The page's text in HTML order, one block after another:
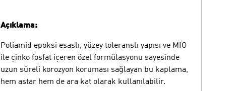
Açıklama:
Poliamid epoksi esaslı, yüzey toleranslı yapısı ve MIO
ile çinko fosfat içeren özel formülasyonu sayesinde
uzun süreli korozyon koruması sağlayan bu kaplama,
hem astar hem de ara kat olarak kullanılabilir.